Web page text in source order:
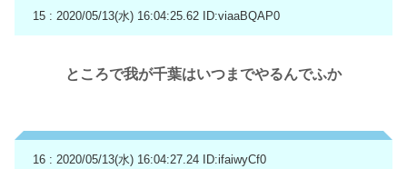
15 : 2020/05/13(水) 16:04:25.62 ID:viaaBQAP0
ところで我が千葉はいつまでやるんでふか
16 : 2020/05/13(水) 16:04:27.24 ID:ifaiwyCf0